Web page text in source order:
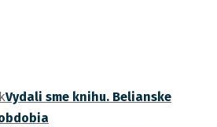
Vydali sme knihu. Belianske